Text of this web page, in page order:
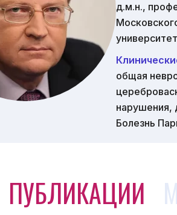
д.м.н.,
общая
нарушения,
Болезнь
ПУБЛИКАЦИИ